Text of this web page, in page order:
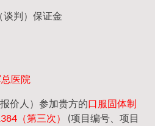
谈判）保证金
医院
报价人）参加贵方的口服固体制
（第三次）
(项目编号、项目